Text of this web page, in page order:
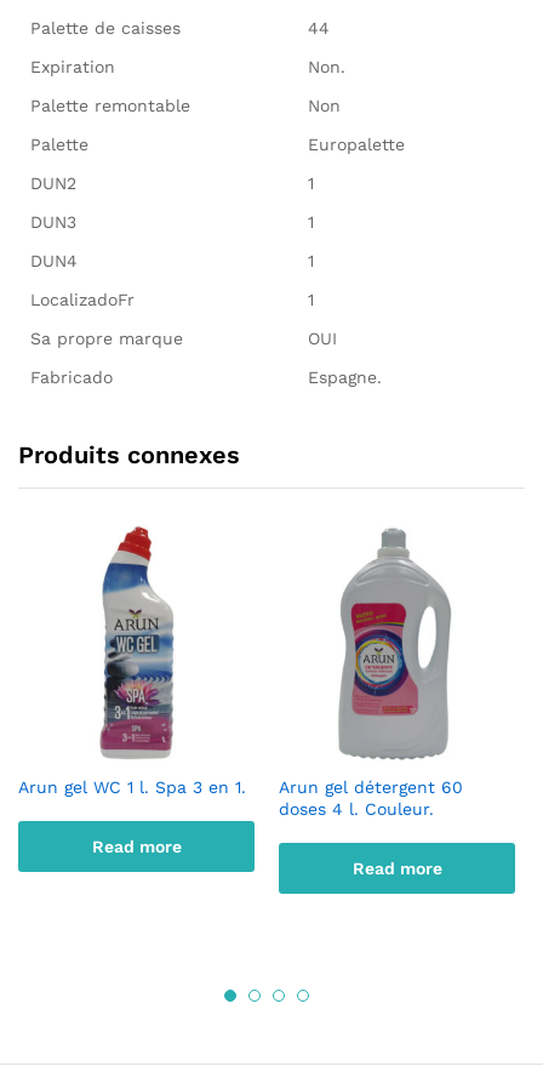
Palette de caisses
44
Expiration
Non.
Palette remontable
Non
Palette
Europalette
DUN2
1
DUN3
1
DUN4
1
LocalizadoFr
1
Sa propre marque
OUI
Fabricado
Espagne.
Produits connexes
Arun gel WC 1 l. Spa 3 en 1.
Read more
Arun gel détergent 60
doses 4 l. Couleur.
Read more